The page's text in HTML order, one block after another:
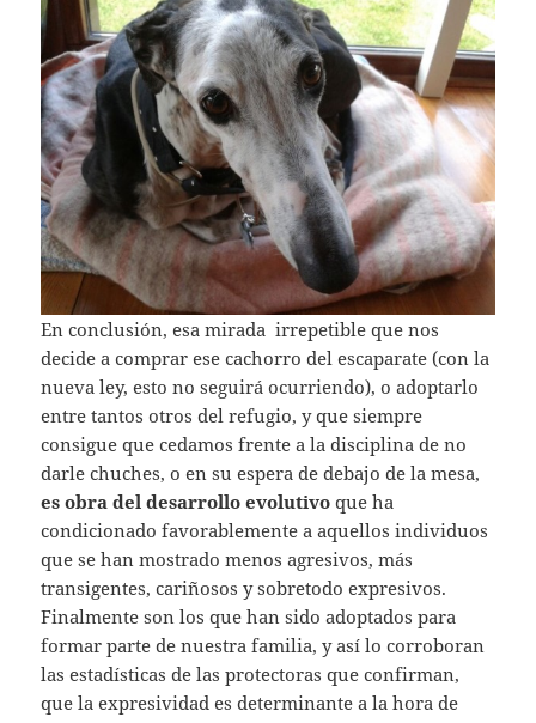
En conclusión, esa mirada irrepetible que nos
decide a comprar ese cachorro del escaparate (con la
nueva ley, esto no seguirá ocurriendo), o adoptarlo
entre tantos otros del refugio, y que siempre
consigue que cedamos frente a la disciplina de no
darle chuches, o en su espera de debajo de la mesa,
es obra del desarrollo evolutivo que ha
condicionado favorablemente a aquellos individuos
que se han mostrado menos agresivos, más
transigentes, cariñosos y sobretodo expresivos.
Finalmente son los que han sido adoptados para
formar parte de nuestra familia, y así lo corroboran
las estadísticas de las protectoras que confirman,
que la expresividad es determinante a la hora de